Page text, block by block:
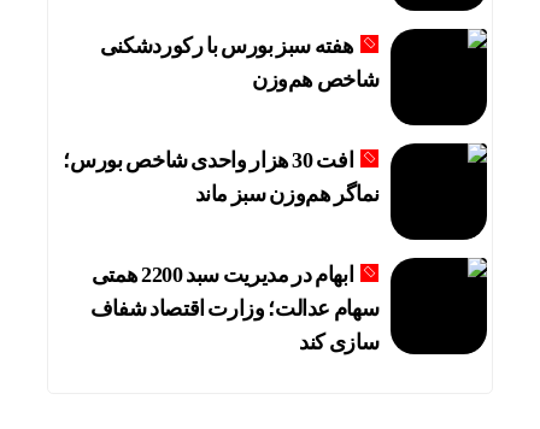
هفته سبز بورس با رکوردشکنی
شاخص هم‌وزن
افت 30 هزار واحدی شاخص بورس؛
نماگر هم‌وزن سبز ماند
ابهام در مدیریت سبد 2200 همتی
سهام عدالت؛ وزارت اقتصاد شفاف
سازی کند